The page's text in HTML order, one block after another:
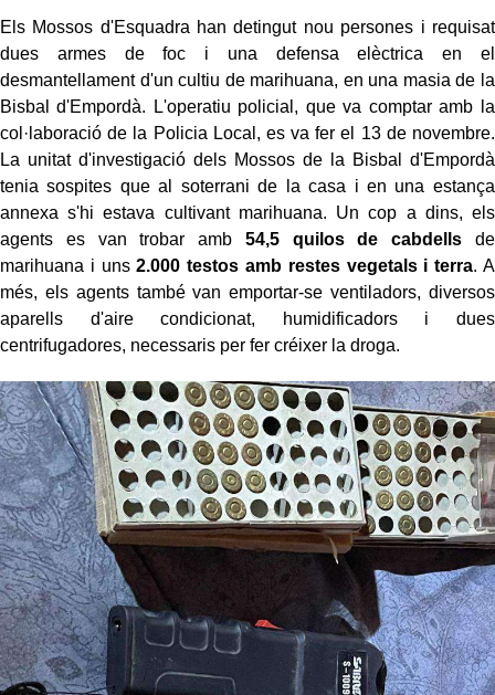
Els Mossos d'Esquadra han detingut nou persones i requisat
dues armes de foc i una defensa elèctrica en el
desmantellament d'un cultiu de marihuana, en una masia de la
Bisbal d'Empordà. L'operatiu policial, que va comptar amb la
col·laboració de la Policia Local, es va fer el 13 de novembre.
La unitat d'investigació dels Mossos de la Bisbal d'Empordà
tenia sospites que al soterrani de la casa i en una estança
annexa s'hi estava cultivant marihuana. Un cop a dins, els
agents es van trobar amb 54,5 quilos de cabdells de
marihuana i uns2.000 testos amb restes vegetals i terra. A
més, els agents també van emportar-se ventiladors, diversos
aparells d'aire condicionat, humidificadors i dues
centrifugadores, necessaris per fer créixer la droga.